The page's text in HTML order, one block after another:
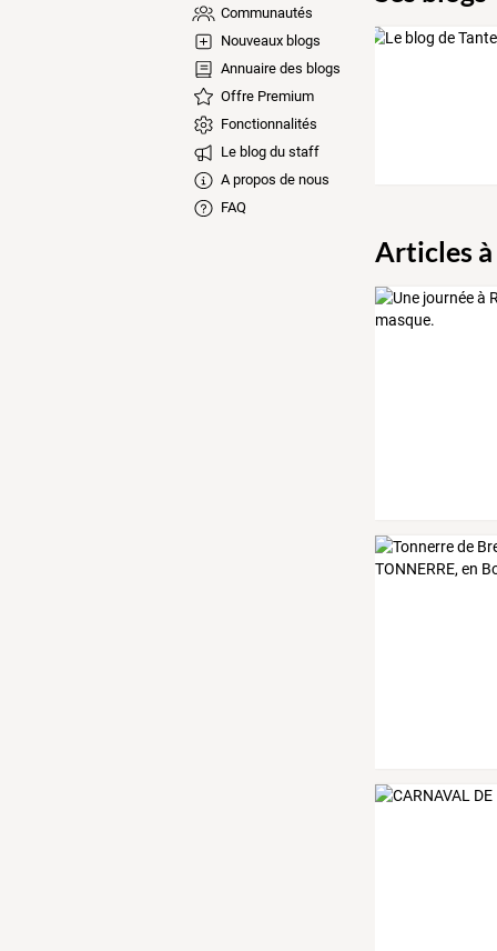
Communautés
Nouveaux blogs
Annuaire des blogs
Offre Premium
Fonctionnalités
Le blog du staff
A propos de nous
FAQ
Articles